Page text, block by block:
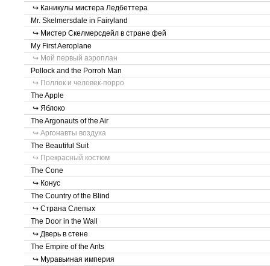
↪ Каникулы мистера Ледбеттера
Mr. Skelmersdale in Fairyland
↪ Мистер Скелмерсдейл в стране фей
My First Aeroplane
↪ Мой первый аэроплан
Pollock and the Porroh Man
↪ Поллок и человек-порро
The Apple
↪ Яблоко
The Argonauts of the Air
↪ Аргонавты воздуха
The Beautiful Suit
↪ Прекрасный костюм
The Cone
↪ Конус
The Country of the Blind
↪ Страна Слепых
The Door in the Wall
↪ Дверь в стене
The Empire of the Ants
↪ Муравьиная империя